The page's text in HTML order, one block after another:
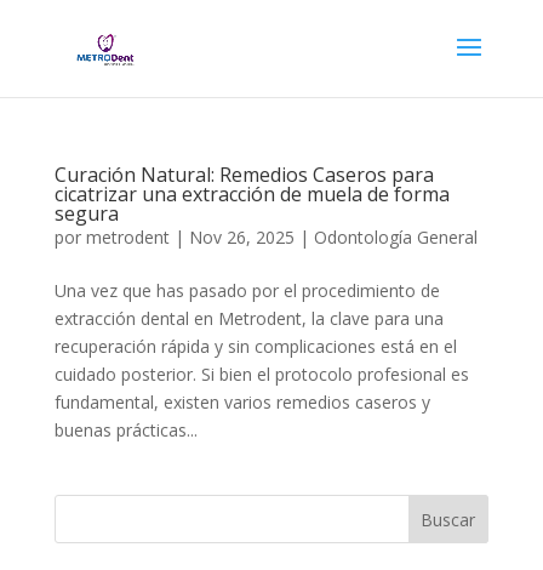
Curación Natural: Remedios Caseros para
cicatrizar una extracción de muela de forma
segura
por metrodent| Nov 26, 2025 | Odontología General
Una vez que has pasado por el procedimiento de
extracción dental en Metrodent, la clave para una
recuperación rápida y sin complicaciones está en el
cuidado posterior. Si bien el protocolo profesional es
fundamental, existen varios remedios caseros y
buenas prácticas...
Buscar